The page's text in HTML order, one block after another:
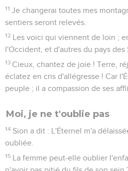
11 Je changerai toutes mes
sentiers seront relevés.
12 Les voici qui viennent de loin ;
l'Occident, et d'autres du pays des
13 Cieux, chantez de joie ! Terre,
éclatez en cris d'allégresse ! Car
peuple ; il a compassion de ses
Moi, je ne t'oublie pas
14 Sion a dit : L'Éternel m'a
oubliée.
15 La femme peut-elle oublier